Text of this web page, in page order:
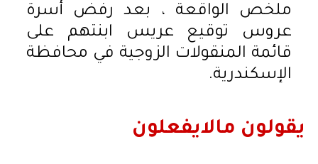
ملخص الواقعة ، بعد رفض أسرة
عروس توقيع عريس ابنتهم على
قائمة المنقولات الزوجية في محافظة
الإسكندرية.
يقولون مالايفعلون